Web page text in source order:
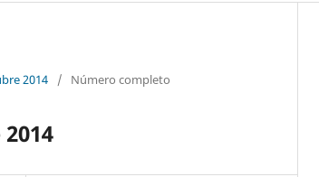
2014 / Número completo